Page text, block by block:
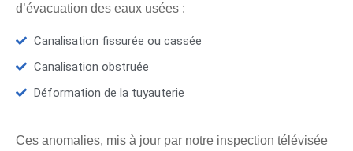
d’évacuation des eaux usées :
Canalisation fissurée ou cassée
Canalisation obstruée
Déformation de la tuyauterie
Ces anomalies, mis à jour par notre inspection télévisée